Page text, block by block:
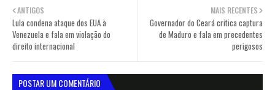
MAIS RECENTES
Governador do Ceará critica captura
de Maduro e fala em precedentes
perigosos
ANTIGOS
Lula condena ataque dos EUA à
Venezuela e fala em violação do
direito internacional
POSTAR UM COMENTÁRIO